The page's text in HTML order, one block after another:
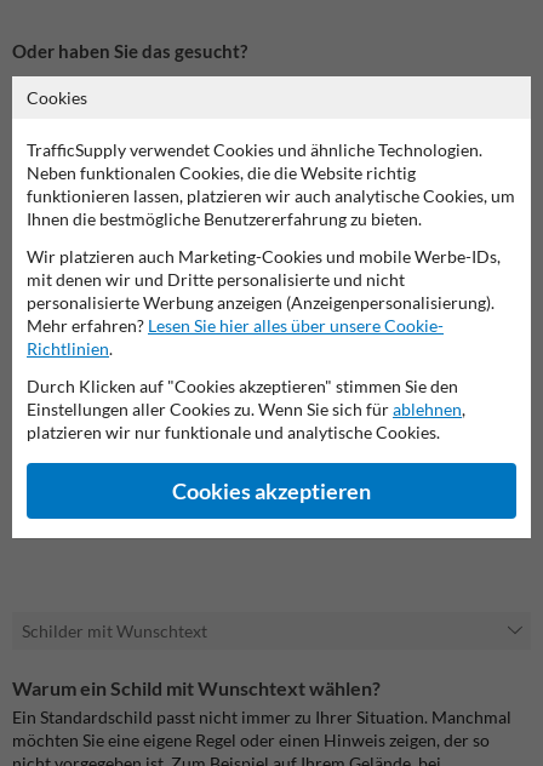
Oder haben Sie das gesucht?
Schilder mit Wunschtext
Warum ein Schild mit Wunschtext wählen?
Ein Standardschild passt nicht immer zu Ihrer Situation. Manchmal
möchten Sie eine eigene Regel oder einen Hinweis zeigen, der so
Cookies
TrafficSupply verwendet Cookies und ähnliche Technologien.
Neben funktionalen Cookies, die die Website richtig
funktionieren lassen, platzieren wir auch analytische Cookies, um
Ihnen die bestmögliche Benutzererfahrung zu bieten.
Wir platzieren auch Marketing-Cookies und mobile Werbe-IDs,
mit denen wir und Dritte personalisierte und nicht
personalisierte Werbung anzeigen (Anzeigenpersonalisierung).
Mehr erfahren? Lesen Sie hier alles über unsere Cookie-
Richtlinien.
Durch Klicken auf "Cookies akzeptieren" stimmen Sie den
Einstellungen aller Cookies zu. Wenn Sie sich fürablehnen,
platzieren wir nur funktionale und analytische Cookies.
Cookies akzeptieren